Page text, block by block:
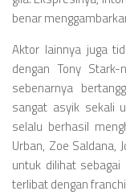
benar
Aktor lainnya juga
dengan Tony
sebenarnya
sangat asyik sekali
selalu berhasil
Urban, Zoe Saldana,
untuk dilihat
terlibat dengan